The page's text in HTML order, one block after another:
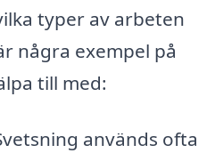
typer av arbeten
några exempel på
till med:
används ofta